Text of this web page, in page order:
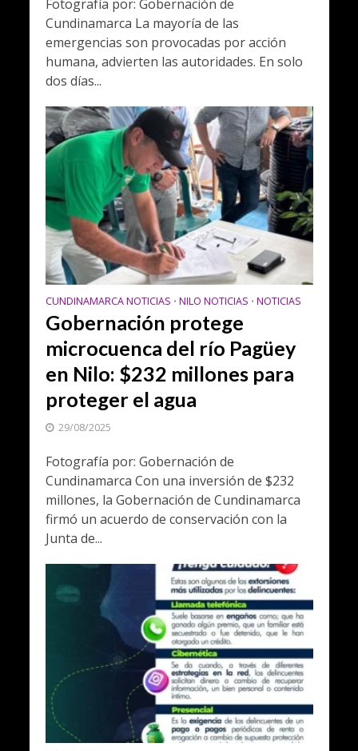
Fotografía por: Gobernación de
Cundinamarca La mayoría de las
emergencias son provocadas por acción
humana, advierten las autoridades. En solo
dos días...
CUNDINAMARCA NOTICIAS • NILO NOTICIAS • NOTICIAS
Gobernación protege
microcuenca del río Pagüey
en Nilo: $232 millones para
proteger el agua
29/08/2025
Fotografía por: Gobernación de
Cundinamarca Con una inversión de $232
millones, la Gobernación de Cundinamarca
firmó un acuerdo de conservación con la
Junta de...